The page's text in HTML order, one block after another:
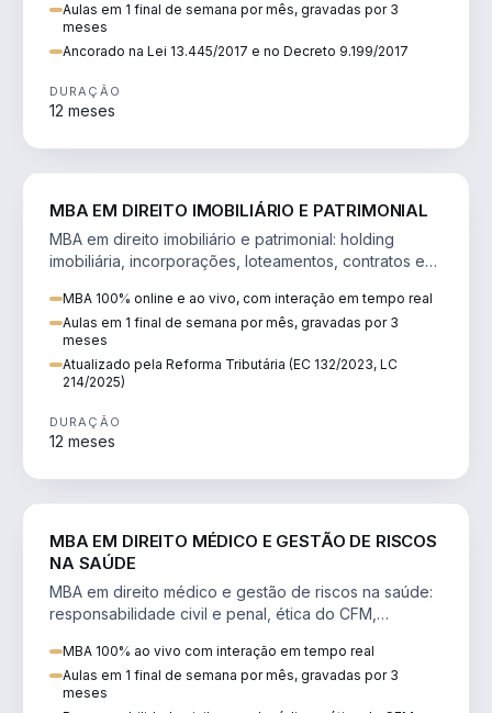
Aulas em 1 final de semana por mês, gravadas por 3
meses
Ancorado na Lei 13.445/2017 e no Decreto 9.199/2017
DURAÇÃO
12 meses
MBA EM DIREITO IMOBILIÁRIO E PATRIMONIAL
MBA em direito imobiliário e patrimonial: holding
imobiliária, incorporações, loteamentos, contratos e
MBA 100% online e ao vivo, com interação em tempo real
Aulas em 1 final de semana por mês, gravadas por 3
meses
Atualizado pela Reforma Tributária (EC 132/2023, LC
214/2025)
DURAÇÃO
12 meses
MBA EM DIREITO MÉDICO E GESTÃO DE RISCOS
NA SAÚDE
MBA em direito médico e gestão de riscos na saúde:
responsabilidade civil e penal, ética do CFM,
MBA 100% ao vivo com interação em tempo real
Aulas em 1 final de semana por mês, gravadas por 3
meses